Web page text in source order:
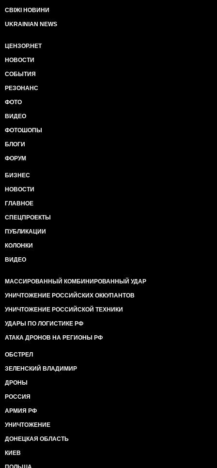
СВІЖІ НОВИНИ
UKRAINIAN NEWS
ЦЕНЗОР.НЕТ
НОВОСТИ
СОБЫТИЯ
РЕЗОНАНС
ФОТО
ВИДЕО
ФОТОШОПЫ
БЛОГИ
ФОРУМ
БИЗНЕС
НОВОСТИ
ГЛАВНОЕ
СПЕЦПРОЕКТЫ
ПУБЛИКАЦИИ
КОЛОНКИ
ВИДЕО
МАССИРОВАННЫЙ КОМБИНИРОВАННЫЙ УДАР
УНИЧТОЖЕНИЕ РОССИЙСКИХ ОККУПАНТОВ
УНИЧТОЖЕНИЕ РОССИЙСКОЙ ТЕХНИКИ
УДАРЫ ПО ЛОГИСТИКЕ РФ
АТАКА ДРОНОВ НА РЕГИОНЫ РФ
ОБСТРЕЛ
ЗЕЛЕНСКИЙ ВЛАДИМИР
ДРОНЫ
РОССИЯ
АРМИЯ РФ
УНИЧТОЖЕНИЕ
ДОНЕЦКАЯ ОБЛАСТЬ
КИЕВ